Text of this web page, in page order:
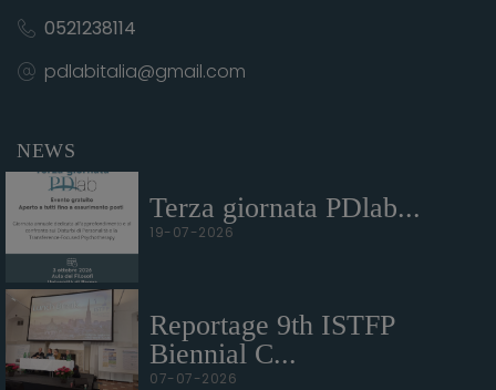
0521238114
pdlabitalia@gmail.com
NEWS
Terza giornata PDlab...
19-07-2026
Reportage 9th ISTFP
Biennial C...
07-07-2026